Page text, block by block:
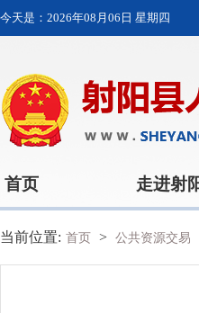
今天是： 2026年08月06日 星期四
首页 走进射
当前位置: 首页 > 公共资源交易